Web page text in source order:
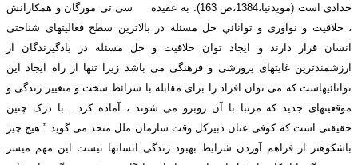
خدادی است (مویدنیا،1384،ص 163). به عقیده سی تی مورگان و همکارانش
، خلاقیت و نوآوری و توانائي حل مسئله در بالاترین سطح فعالیتهای شناختی
انسان قرار دارند و ایجاد توان خلاقیت و حل مسئله در یادگیرندگان از
ارزشمندترین غایتهای پرورشی و فرهنگی می باشد زیرا تنها از راه ایجاد این
توانائیهاست که می توان افراد را برای مقابله با شرائط سخت و متغییر زندگی و
موقعیتهای جدید که مرتبا با آن روبرو می شوند ، آماده کرد . با درک چنین
حقیقتی است که کوفی عنان دبیرکل وقت سازمان ملل متحد می گوید ” هیچ چیز
باشکوهتر از فراهم آوردن شرایط بهبود زندگی انسانها نیست این مهم میسر